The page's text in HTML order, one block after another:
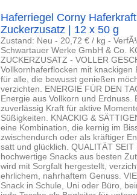
Haferriegel Corny
Zuckerzusatz | 12 x 50 g
Zustand: Neu - 20,72 € / kg -
Schwartauer Werke GmbH & Co.
ZUCKERZUSATZ - VOLLER
Vollkornhaferflocken mit
für alle, die bewusst genießen
verzichten. ENERGIE FÜR DEN
Energie aus Vollkorn und
zuverlässig Kraft für aktive
Süßigkeiten. KNACKIG &
eine Kombination, die kernig im
zwischendurch oder als kräftiger
satt und glücklich. QUALITÄT
hochwertige Snacks aus besten
wird mit Sorgfalt hergestellt,
ehrlichem, nahrhaftem Genuss.
Snack in Schule, Uni oder Büro,